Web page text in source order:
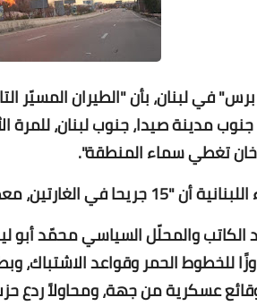
في لبنان، بأن "الطيران المسيّر
مدينة صيدا، جنوب لبنان، للمرة
تغطي سماء المنطقة".
معظمهم عمال سوريون وفلسطينيون".
الكاتب والمحلّل السياسي محمّد أبو
للخطوط الحمر وقواعد
عسكرية من جهة، ومحاولاً ردع